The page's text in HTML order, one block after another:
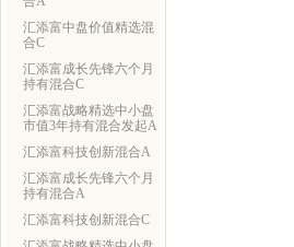
汇添富中盘价值精选混
合C
汇添富成长先锋六个月
持有混合C
汇添富战略精选中小盘
市值3年持有混合发起A
汇添富科技创新混合A
汇添富成长先锋六个月
持有混合A
汇添富科技创新混合C